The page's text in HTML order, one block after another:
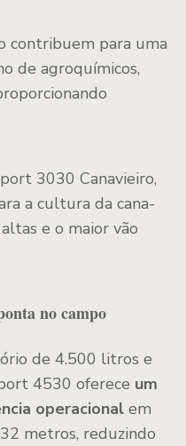
contribuem para uma
de agroquímicos,
3030 Canavieiro,
a cultura da cana-
e o maior vão
no campo
de 4.500 litros e
4530 oferece um
operacional em
metros, reduzindo